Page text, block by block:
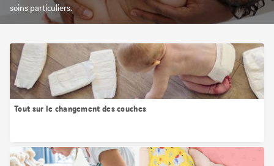
soins particuliers.
Tout sur le changement des couches